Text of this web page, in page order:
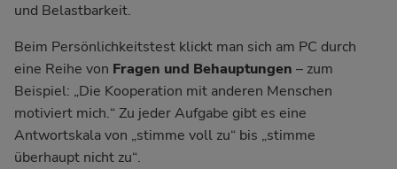
und Belastbarkeit.
Beim Persönlichkeitstest klickt man sich am PC durch
eine Reihe von Fragen und Behauptungen – zum
Beispiel: „Die Kooperation mit anderen Menschen
motiviert mich.“Zu jeder Aufgabe gibt es eine
Antwortskala von „stimme voll zu“ bis „stimme
überhaupt nicht zu“.